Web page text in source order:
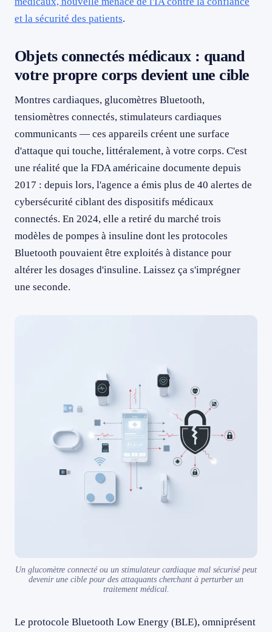
et la sécurité des patients.
Objets connectés médicaux : quand
votre propre corps devient une cible
Montres cardiaques, glucomètres Bluetooth,
tensiomètres connectés, stimulateurs cardiaques
communicants — ces appareils créent une surface
d'attaque qui touche, littéralement, à votre corps. C'est
une réalité que la FDA américaine documente depuis
2017 : depuis lors, l'agence a émis plus de 40 alertes de
cybersécurité ciblant des dispositifs médicaux
connectés. En 2024, elle a retiré du marché trois
modèles de pompes à insuline dont les protocoles
Bluetooth pouvaient être exploités à distance pour
altérer les dosages d'insuline. Laissez ça s'imprégner
une seconde.
Un glucomètre connecté ou un stimulateur cardiaque mal sécurisé peut
devenir une cible pour des attaquants cherchant à perturber un
traitement médical.
Le protocole Bluetooth Low Energy (BLE), omniprésent